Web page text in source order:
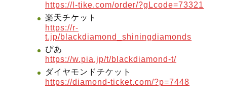
https://l-tike.com/order/?gLcode=73321
楽天チケット
https://r-
t.jp/blackdiamond_shiningdiamonds
ぴあ
https://w.pia.jp/t/blackdiamond-t/
ダイヤモンドチケット
https://diamond-ticket.com/?p=7448